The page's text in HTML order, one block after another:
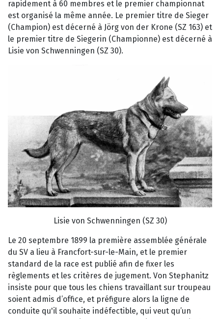
rapidement à 60 membres et le premier championnat
est organisé la même année. Le premier titre de Sieger
(Champion) est décerné à Jörg von der Krone (SZ 163) et
le premier titre de Siegerin (Championne) est décerné à
Lisie von Schwenningen (SZ 30).
Lisie von Schwenningen (SZ 30)
Le 20 septembre 1899 la première assemblée générale
du SV a lieu à Francfort-sur-le-Main, et le premier
standard de la race est publié afin de fixer les
règlements et les critères de jugement. Von Stephanitz
insiste pour que tous les chiens travaillant sur troupeau
soient admis d’office, et préfigure alors la ligne de
conduite qu'il souhaite indéfectible, qui veut qu’un